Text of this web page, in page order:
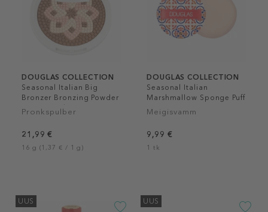
DOUGLAS COLLECTION
Seasonal Italian Big
Bronzer Bronzing Powder
Face & Body
Pronkspulber
21,99 €
16 g (1,37 € / 1 g)
DOUGLAS COLLECTION
Seasonal Italian
Marshmallow Sponge Puff
Meigisvamm
9,99 €
1 tk
UUS UUS